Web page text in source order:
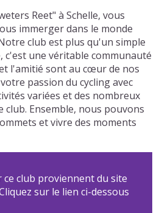
Reet" à Schelle, vous
immerger dans le monde
club est plus qu'un simple
c'est une véritable communauté
l'amitié sont au cœur de nos
passion du cycling avec
variées et des nombreux
Ensemble, nous pouvons
et vivre des moments
club proviennent du site
sur le lien ci-dessous